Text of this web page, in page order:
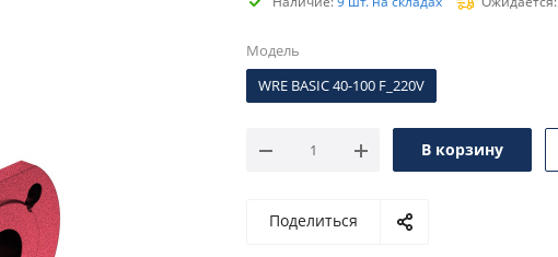
Модель
WRE BASIC 40-100 F_220V
В корзину
Поделиться